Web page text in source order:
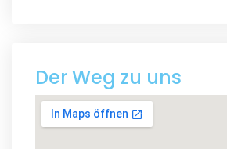
Der Weg zu uns